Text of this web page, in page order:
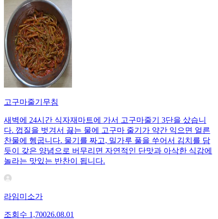
고구마줄기무침
새벽에 24시간 식자재마트에 가서 고구마줄기 3단을 샀습니
다. 껍질을 벗겨서 끓는 물에 고구마 줄기가 약간 익으면 얼른
찬물에 헹굽니다. 물기를 짜고, 밀가루 풀을 쑤어서 김치를 담
듯이 갖은 양념으로 버무리면 자연적인 단맛과 아삭한 식감에
놀라는 맛있는 반찬이 됩니다.
라임미소가
조회수 1,70026.08.01